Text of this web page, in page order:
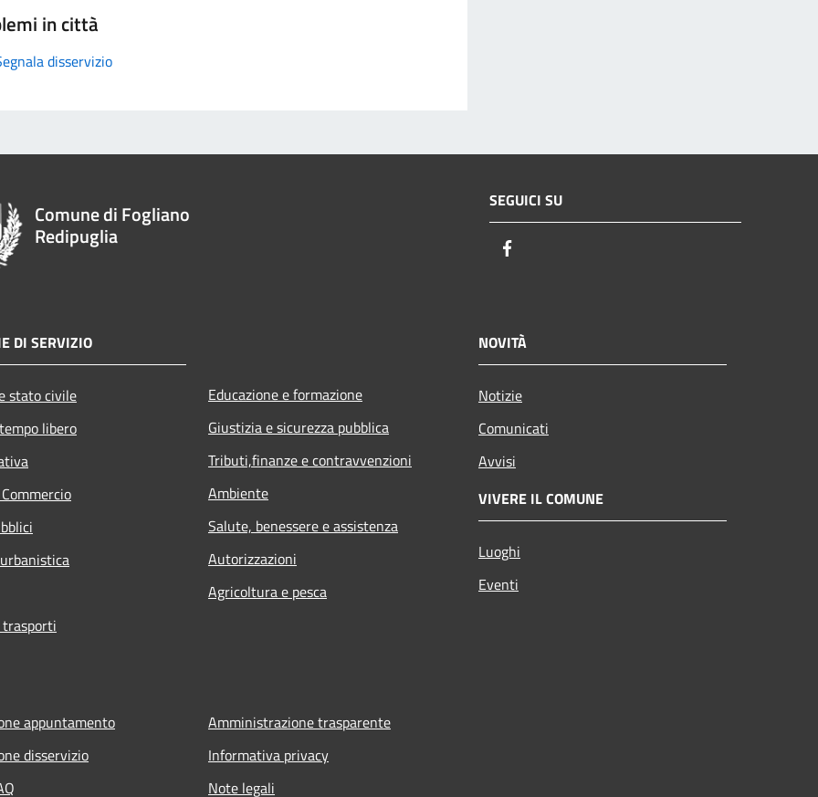
in città
disservizio
Comune di Fogliano
Redipuglia
SEGUICI SU
DI SERVIZIO
stato civile
libero
Educazione e formazione
Giustizia e sicurezza pubblica
Tributi,finanze e contravvenzioni
Ambiente
Salute, benessere e assistenza
Autorizzazioni
Agricoltura e pesca
NOVITÀ
Notizie
Comunicati
Avvisi
VIVERE IL COMUNE
Luoghi
Eventi
appuntamento
disservizio
Amministrazione trasparente
Informativa privacy
Note legali